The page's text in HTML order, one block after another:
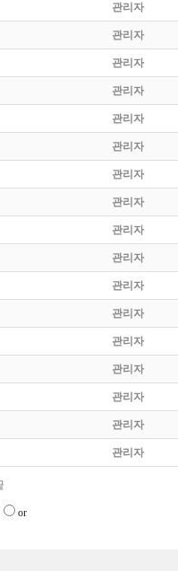
관리자
관리자
관리자
관리자
관리자
관리자
관리자
관리자
관리자
관리자
관리자
관리자
관리자
관리자
관리자
관리자
관리자
or